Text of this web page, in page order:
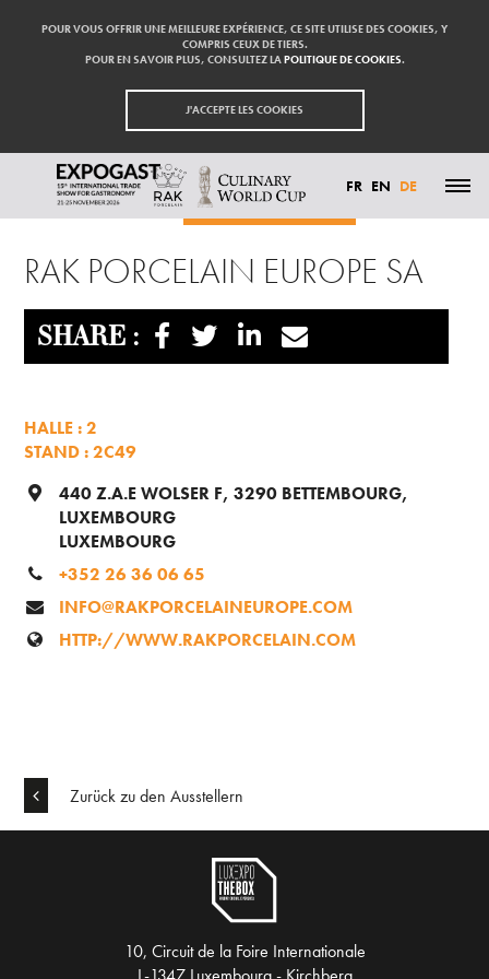
POUR VOUS OFFRIR UNE MEILLEURE EXPÉRIENCE, CE SITE UTILISE DES COOKIES, Y
COMPRIS CEUX DE TIERS.
POUR EN SAVOIR PLUS, CONSULTEZ LAPOLITIQUE DE COOKIES.
J'ACCEPTE LES COOKIES
FR EN DE
TEILNEHMEN
AUSSTELLER
PRESSE
KONTAKT
PARTNER
Startseite Aussteller RAK PORCELAIN EUROPE SA
RAK PORCELAIN EUROPE SA
SHARE :
HALLE : 2
STAND : 2C49
440 Z.A.E WOLSER F, 3290 BETTEMBOURG,
LUXEMBOURG
LUXEMBOURG
+352 26 36 06 65
INFO@RAKPORCELAINEUROPE.COM
HTTP://WWW.RAKPORCELAIN.COM
Zurück zu den Ausstellern
10, Circuit de la Foire Internationale